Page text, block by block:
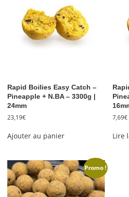
Rapid Boilies Easy Catch –
Pineapple + N.BA – 3300g |
24mm
23,19€
Ajouter au panier
7,69€
Lire
Promo !